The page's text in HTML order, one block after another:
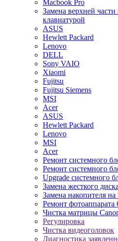
Macbook Pro
Замена верхней
клавиатурой
ASUS
Hewlett Packard
Lenovo
DELL
Sony VAIO
Xiaomi
Fujitsu
Fujitsu Siemens
MSI
Acer
ASUS
Hewlett Packard
Lenovo
MSI
Acer
Ремонт системного
Ремонт системного
Upgrade системного
Замена жесткого
Замена накопителя на
Ремонт фотоаппарата
Чистка матрицы
Регулировка
Чистка видеоголовок
Диагностика